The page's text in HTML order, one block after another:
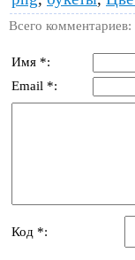
Всего комментариев:
Имя *:
Email *:
Код *: